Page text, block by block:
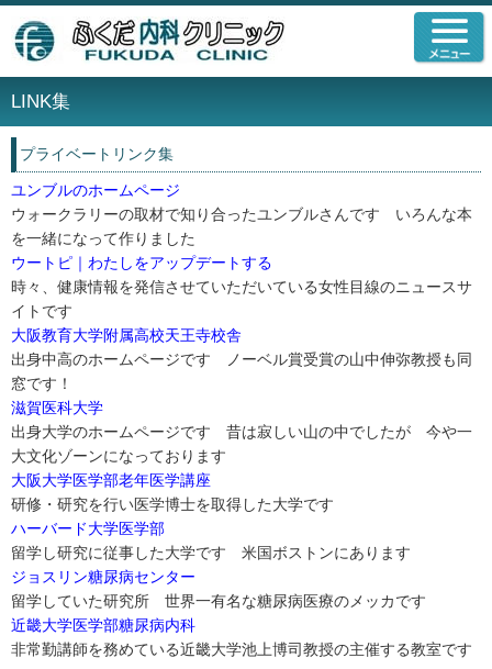
LINK集
プライベートリンク集
ユンブルのホームページ
ウォークラリーの取材で知り合ったユンブルさんです いろんな本
を一緒になって作りました
ウートピ｜わたしをアップデートする
時々、健康情報を発信させていただいている女性目線のニュースサ
イトです
大阪教育大学附属高校天王寺校舎
出身中高のホームページです ノーベル賞受賞の山中伸弥教授も同
窓です！
滋賀医科大学
出身大学のホームページです 昔は寂しい山の中でしたが 今や一
大文化ゾーンになっております
大阪大学医学部老年医学講座
研修・研究を行い医学博士を取得した大学です
ハーバード大学医学部
留学し研究に従事した大学です 米国ボストンにあります
ジョスリン糖尿病センター
留学していた研究所 世界一有名な糖尿病医療のメッカです
近畿大学医学部糖尿病内科
非常勤講師を務めている近畿大学池上博司教授の主催する教室です